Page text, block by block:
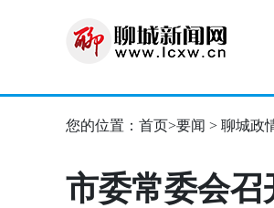
您的位置： 首页>要闻 > 聊城政
市委常委会召